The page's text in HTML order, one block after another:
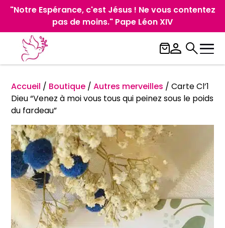
"Notre Espérance, c'est Jésus ! Ne vous contentez
pas de moins." Pape Léon XIV
Accueil / Boutique /Autres merveilles /Carte Cl’1
Dieu “Venez à moi vous tous qui peinez sous le poids
du fardeau”